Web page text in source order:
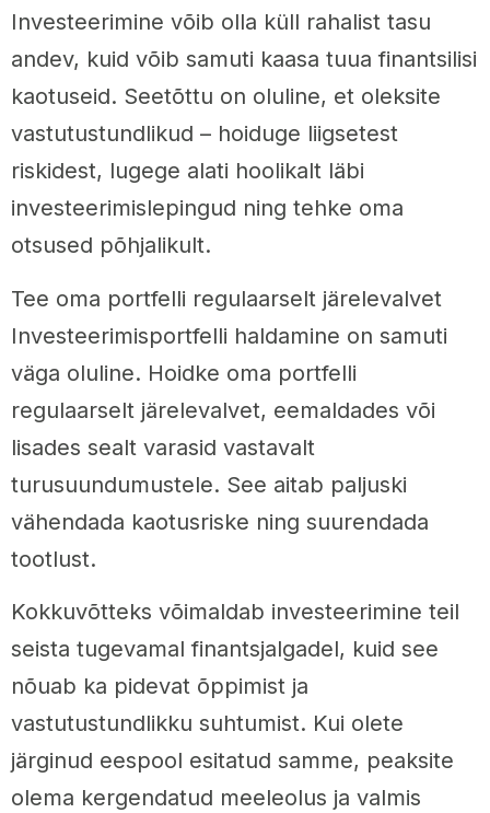
Investeerimine võib olla küll rahalist tasu
andev, kuid võib samuti kaasa tuua finantsilisi
kaotuseid. Seetõttu on oluline, et oleksite
vastutustundlikud – hoiduge liigsetest
riskidest, lugege alati hoolikalt läbi
investeerimislepingud ning tehke oma
otsused põhjalikult.
Tee oma portfelli regulaarselt järelevalvet
Investeerimisportfelli haldamine on samuti
väga oluline. Hoidke oma portfelli
regulaarselt järelevalvet, eemaldades või
lisades sealt varasid vastavalt
turusuundumustele. See aitab paljuski
vähendada kaotusriske ning suurendada
tootlust.
Kokkuvõtteks võimaldab investeerimine teil
seista tugevamal finantsjalgadel, kuid see
nõuab ka pidevat õppimist ja
vastutustundlikku suhtumist. Kui olete
järginud eespool esitatud samme, peaksite
olema kergendatud meeleolus ja valmis